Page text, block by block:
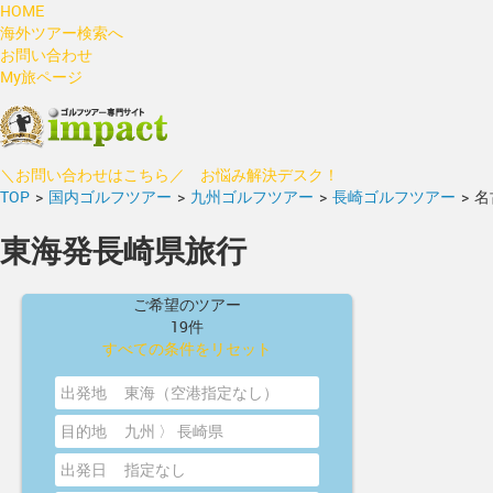
HOME
海外ツアー検索へ
お問い合わせ
My旅ページ
＼お問い合わせはこちら／ お悩み解決デスク！
TOP > 国内ゴルフツアー > 九州ゴルフツアー > 長崎ゴルフツアー >
東海発長崎県旅行
ご希望のツアー
19件
すべての条件をリセット
出発地
東海（空港指定なし）
目的地
九州 〉 長崎県
出発日
指定なし